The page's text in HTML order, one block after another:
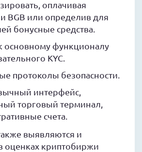
оплачивая
BGB или определив для
бонусные средства.
основному функционалу
KYC.
протоколы безопасности.
интерфейс,
торговый терминал,
счета.
выявляются и
оценках криптобиржи